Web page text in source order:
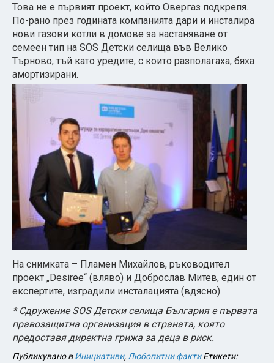
Това не е първият проект, който Овергаз подкрепя.
По-рано през годината компанията дари и инсталира
нови газови котли в домове за настаняване от
семеен тип на SOS Детски селища във Велико
Търново, тъй като уредите, с които разполагаха, бяха
амортизирани.
На снимката – Пламен Михайлов, ръководител
проект „Desiree“ (вляво) и Доброслав Митев, един от
експертите, изградили инсталацията (вдясно)
* Сдружение SOS Детски селища България е първата
правозащитна организация в страната, която
предоставя директна грижа за деца в риск.
Публикувано вИнициативи,Любопитни факти Етикети: